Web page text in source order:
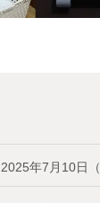
2025年7月10日